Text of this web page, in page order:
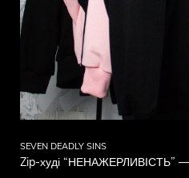
SEVEN DEADLY SINS
Zip-худі “НЕНАЖЕРЛИВІСТЬ”